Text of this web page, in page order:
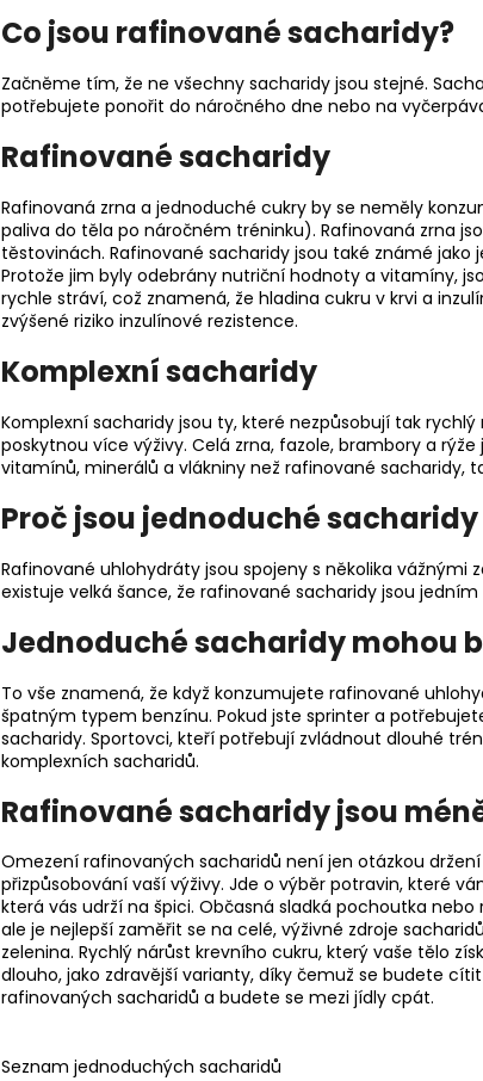
Co jsou rafinované sacharidy?
Začněme tím, že ne všechny sacharidy jsou stejné.
potřebujete ponořit do náročného dne nebo na
Rafinované sacharidy
Rafinovaná zrna a jednoduché cukry by se neměly
paliva do těla po náročném tréninku). Rafinovaná zrna
těstovinách. Rafinované sacharidy jsou také známé
Protože jim byly odebrány nutriční hodnoty a vitamíny,
rychle stráví, což znamená, že hladina cukru v krvi a
zvýšené riziko inzulínové rezistence.
Komplexní sacharidy
Komplexní sacharidy jsou ty, které nezpůsobují tak
poskytnou více výživy. Celá zrna, fazole, brambory a
vitamínů, minerálů a vlákniny než rafinované sacharidy,
Proč jsou jednoduché
Rafinované uhlohydráty jsou spojeny s několika
existuje velká šance, že rafinované sacharidy jsou
Jednoduché sacharidy mohou
To vše znamená, že když konzumujete rafinované
špatným typem benzínu. Pokud jste sprinter a
sacharidy. Sportovci, kteří potřebují zvládnout dlouhé
komplexních sacharidů.
Rafinované sacharidy jsou
Omezení rafinovaných sacharidů není jen otázkou
přizpůsobování vaší výživy. Jde o výběr potravin, které
která vás udrží na špici. Občasná sladká pochoutka
ale je nejlepší zaměřit se na celé, výživné zdroje
zelenina. Rychlý nárůst krevního cukru, který vaše tělo
dlouho, jako zdravější varianty, díky čemuž se budete
rafinovaných sacharidů a budete se mezi jídly cpát.
Seznam jednoduchých sacharidů